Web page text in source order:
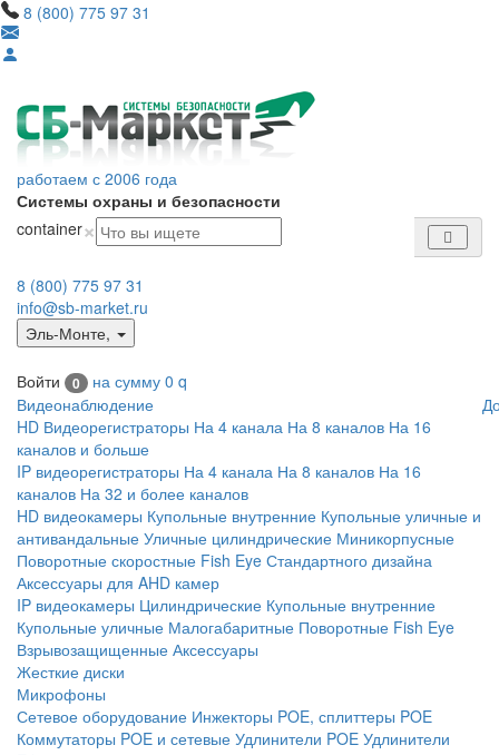
8 (800) 775 97 31
работаем с 2006 года
Системы охраны и безопасности
container×
8 (800) 775 97 31
info@sb-market.ru
Эль-Монте,
Войти 0 на сумму 0 q
Видеонаблюдение
HD Видеорегистраторы На 4 канала На 8 каналов На 16
каналов и больше
IP видеорегистраторы На 4 канала На 8 каналов На 16
каналов На 32 и более каналов
HD видеокамеры Купольные внутренние Купольные уличные и
антивандальные Уличные цилиндрические Миникорпусные
Поворотные скоростные Fish Eye Стандартного дизайна
Аксессуары для AHD камер
IP видеокамеры Цилиндрические Купольные внутренние
Купольные уличные Малогабаритные Поворотные Fish Eye
Взрывозащищенные Аксессуары
Жесткие диски
Микрофоны
Сетевое оборудование Инжекторы POE, сплиттеры POE
Коммутаторы POE и сетевые Удлинители POE Удлинители